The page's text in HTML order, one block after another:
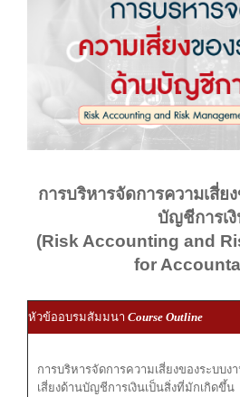
การบริหารจัดการความเสี่ย
บัญชีการเ
(Risk Accounting and
for
หัวข้ออบรมสัมมนา Course Outline
การบริหารจัดการความเสี่ยงของระบบ
เสี่ยงด้านบัญชีการเงินเป็นสิ่งที่มักเกิดขึ้น